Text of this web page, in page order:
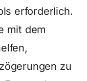
erforderlich.
mit dem
zu